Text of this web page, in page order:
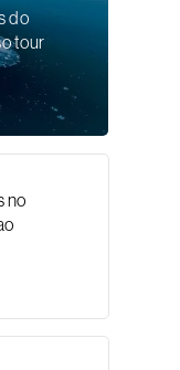
do
tour
no